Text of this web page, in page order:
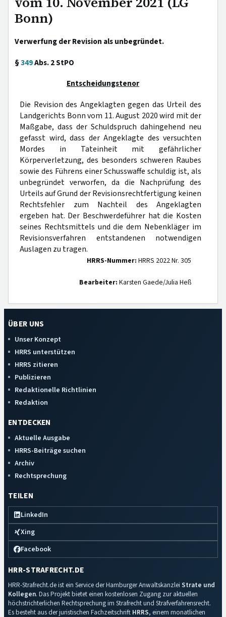
Bonn)
Verwerfung der Revision als unbegründet.
§349Abs. 2 StPO
Entscheidungstenor
Die Revision des Angeklagten gegen das Urteil des
Landgerichts Bonn vom 11. August 2020 wird mit der
Maßgabe, dass der Schuldspruch dahingehend neu
gefasst wird, dass der Angeklagte des versuchten
Mordes in Tateinheit mit gefährlicher
Körperverletzung, des besonders schweren Raubes
sowie des Führens einer Schusswaffe schuldig ist, als
unbegründet verworfen, da die Nachprüfung des
Urteils auf Grund der Revisionsrechtfertigung keinen
Rechtsfehler zum Nachteil des Angeklagten
ergeben hat. Der Beschwerdeführer hat die Kosten
seines Rechtsmittels und die dem Nebenkläger im
Revisionsverfahren entstandenen notwendigen
Auslagen zu tragen.
HRRS-Nummer: HRRS 2022 Nr. 305
Bearbeiter: Karsten Gaede/Julia Heß
ÜBER UNS
Unser Konzept
HRRS unterstützen
HRRS zitieren
Publizieren
Redaktionelle Richtlinien
Redaktion
ENTDECKEN
Aktuelle Ausgabe
HRRS-Beiträge suchen
Archiv
Rechtsprechung
TEILEN
LinkedIn
Xing
Facebook
HRR-STRAFRECHT.DE
HRR-Strafrecht.de ist ein Service der Hamburger Anwaltskanzlei Strate und
Kollegen. Das Projekt bietet einen kostenlosen Zugang zur aktuellen
höchstrichterlichen Rechtsprechung im Strafrecht und Strafverfahrensrecht.
Es besteht aus der juristischen Fachzeitschrift HRRS, einem monatlichen